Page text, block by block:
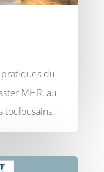
du
MHR, au